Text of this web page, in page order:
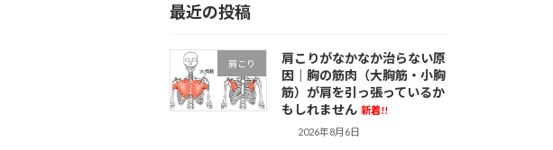
最近の投稿
肩こり
肩こりがなかなか治らない原
因｜胸の筋肉（大胸筋・小胸
筋）が肩を引っ張っているか
もしれません 新着!!
2026年8月6日